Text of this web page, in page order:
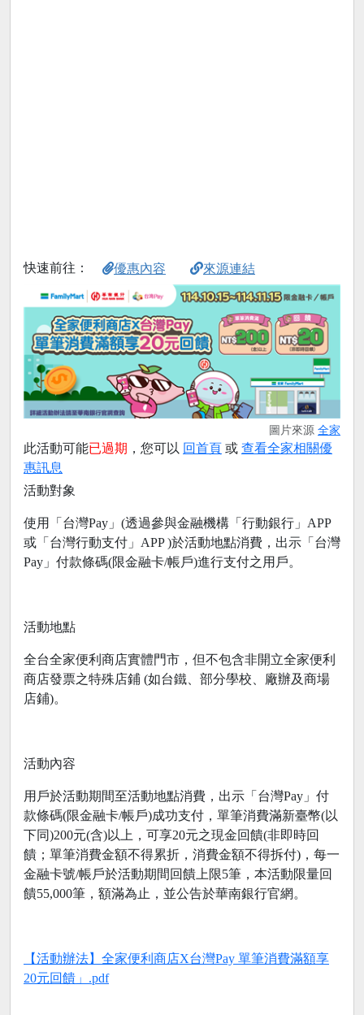
快速前往： 優惠內容 來源連結
圖片來源 全家
此活動可能已過期 ，您可以 回首頁 或 查看全家相關優
惠訊息
活動對象
使用「台灣Pay」(透過參與金融機構「行動銀行」APP
或「台灣行動支付」APP )於活動地點消費，出示「台灣
Pay」付款條碼(限金融卡/帳戶)進行支付之用戶。
活動地點
全台全家便利商店實體門市，但不包含非開立全家便利
商店發票之特殊店鋪 (如台鐵、部分學校、廠辦及商場
店鋪)。
活動內容
用戶於活動期間至活動地點消費，出示「台灣Pay」付
款條碼(限金融卡/帳戶)成功支付，單筆消費滿新臺幣(以
下同)200元(含)以上，可享20元之現金回饋(非即時回
饋；單筆消費金額不得累折，消費金額不得拆付)，每一
金融卡號/帳戶於活動期間回饋上限5筆，本活動限量回
饋55,000筆，額滿為止，並公告於華南銀行官網。
【活動辦法】全家便利商店X台灣Pay 單筆消費滿額享
20元回饋」.pdf